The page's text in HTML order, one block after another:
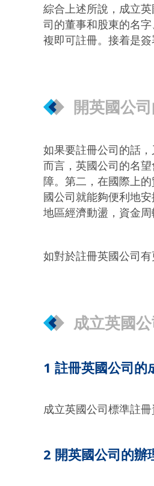
綜合上述所說，成立
司的董事和股東的名
複即可註冊。接着是
開英國公
如果要註冊公司的話
而言，英國公司的名
障。第二，在國際上
國公司就能夠便利地
地區經濟動盪，資金
如對於註冊英國公司
成立英國
1 註冊英國公司的
成立英國公司標準註
2 開英國公司的辦